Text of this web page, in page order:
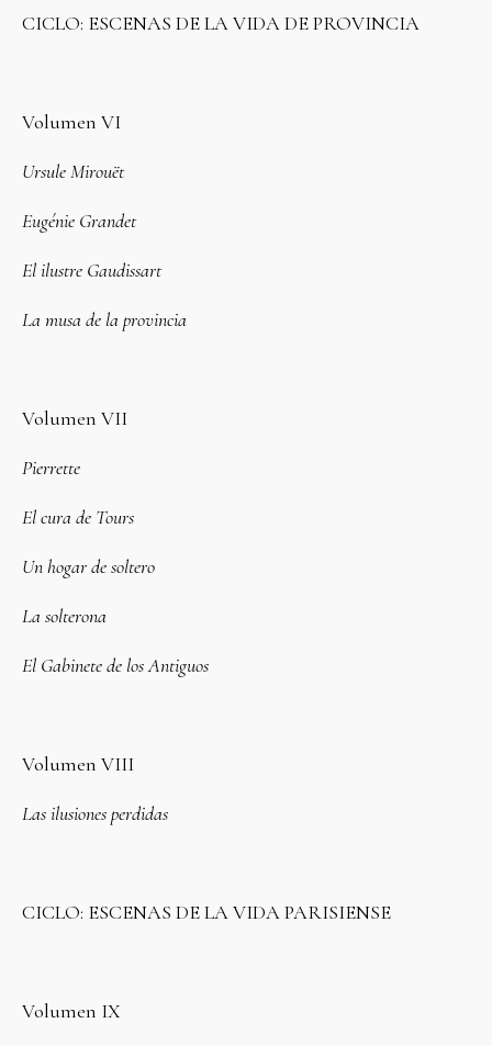
CICLO: ESCENAS DE LA VIDA DE PROVINCIA
Volumen VI
Ursule Mirouët
Eugénie Grandet
El ilustre Gaudissart
La musa de la provincia
Volumen VII
Pierrette
El cura de Tours
Un hogar de soltero
La solterona
El Gabinete de los Antiguos
Volumen VIII
Las ilusiones perdidas
CICLO: ESCENAS DE LA VIDA PARISIENSE
Volumen IX